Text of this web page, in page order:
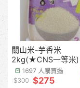
關山米-芋香米
2kg(★CNS一等米)
1697 人購買過
$300 $275